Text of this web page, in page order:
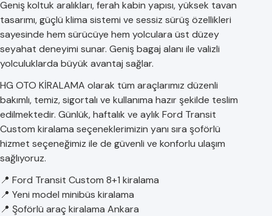
Geniş koltuk aralıkları, ferah kabin yapısı, yüksek tavan
tasarımı, güçlü klima sistemi ve sessiz sürüş özellikleri
sayesinde hem sürücüye hem yolculara üst düzey
seyahat deneyimi sunar. Geniş bagaj alanı ile valizli
yolculuklarda büyük avantaj sağlar.
HG OTO KİRALAMA olarak tüm araçlarımız düzenli
bakımlı, temiz, sigortalı ve kullanıma hazır şekilde teslim
edilmektedir. Günlük, haftalık ve aylık Ford Transit
Custom kiralama seçeneklerimizin yanı sıra şoförlü
hizmet seçeneğimiz ile de güvenli ve konforlu ulaşım
sağlıyoruz.
📍 Ford Transit Custom 8+1 kiralama
📍 Yeni model minibüs kiralama
📍 Şoförlü araç kiralama Ankara